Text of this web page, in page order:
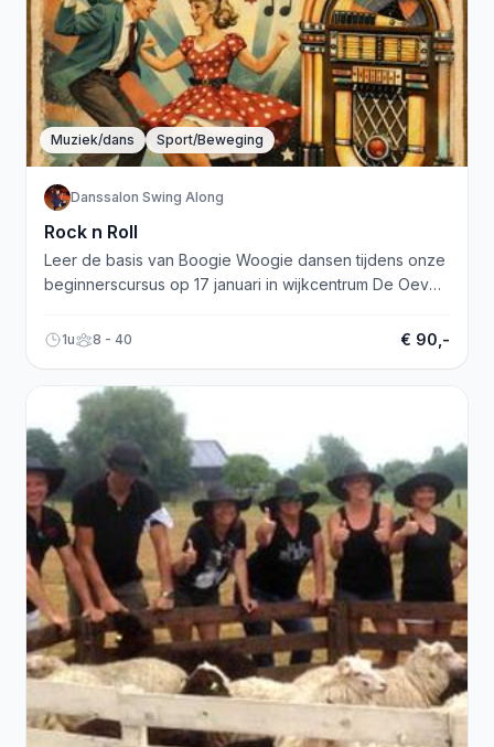
Muziek/dans Sport/Beweging
Danssalon Swing Along
Rock n Roll
Leer de basis van Boogie Woogie dansen tijdens onze
beginnerscursus op 17 januari in wijkcentrum De Oever,
1u 8 - 40 € 90,-